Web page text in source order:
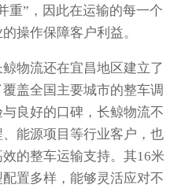
重”，因此在运输的每一个
操作保障客户利益。
物流还在宜昌地区建立了
盖全国主要城市的整车调
良好的口碑，长鲸物流不
能源项目等行业客户，也
的整车运输支持。其16米
置多样，能够灵活应对不